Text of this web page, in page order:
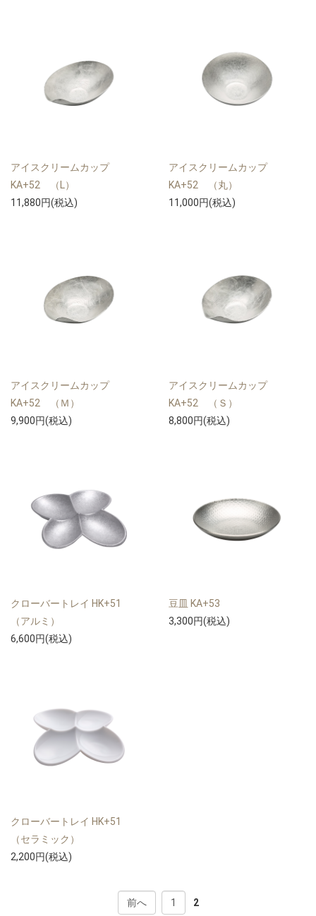
アイスクリームカップ
KA+52 （L）
11,880円(税込)
アイスクリームカップ
KA+52 （丸）
11,000円(税込)
アイスクリームカップ
KA+52 （Ｍ）
9,900円(税込)
アイスクリームカップ
KA+52 （Ｓ）
8,800円(税込)
クローバートレイ HK+51
（アルミ）
6,600円(税込)
豆皿 KA+53
3,300円(税込)
クローバートレイ HK+51
（セラミック）
2,200円(税込)
前へ 1 2